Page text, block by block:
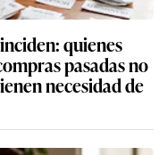
quienes
pasadas no
necesidad de